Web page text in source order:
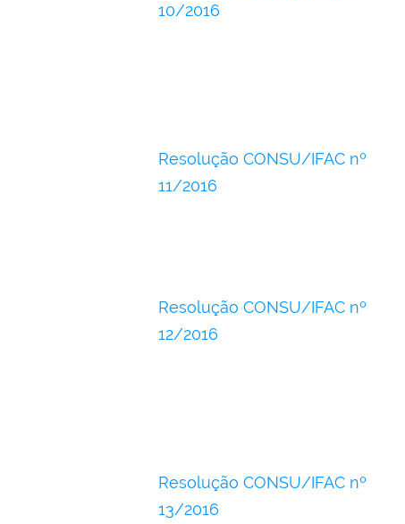
10/2016
Resolução CONSU/IFAC nº
11/2016
Resolução CONSU/IFAC nº
12/2016
Resolução CONSU/IFAC nº
13/2016